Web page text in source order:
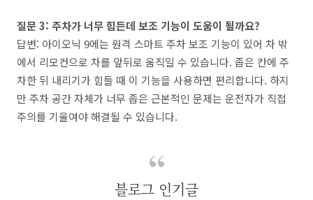
질문 3: 주차가 너무 힘든데 보조 기능이 도움이 될까요?
답변: 아이오닉 9에는 원격 스마트 주차 보조 기능이 있어 차 밖
에서 리모컨으로 차를 앞뒤로 움직일 수 있습니다. 좁은 칸에 주
차한 뒤 내리기가 힘들 때 이 기능을 사용하면 편리합니다. 하지
만 주차 공간 자체가 너무 좁은 근본적인 문제는 운전자가 직접
주의를 기울여야 해결될 수 있습니다.
블로그 인기글